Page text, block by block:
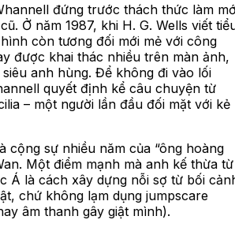
đứng trước thách thức làm
Ở năm 1987, khi H. G. Wells viết
còn tương đối mới mẻ với công
được khai thác nhiều trên màn ảnh,
anh hùng. Để không đi vào lối
quyết định kể câu chuyện từ
– một người lần đầu đối mặt với kẻ
cộng sự nhiều năm của “ông hoàng
Một điểm mạnh mà anh kế thừa từ
Á là cách xây dựng nỗi sợ từ bối
chứ không lạm dụng jumpscare
âm thanh gây giật mình).